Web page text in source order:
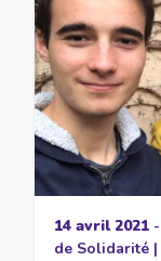
14 avril 2021-
de Solidarité|